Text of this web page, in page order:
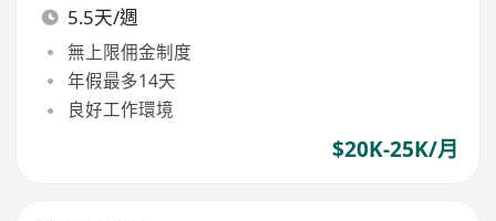
5.5天/週
無上限佣金制度
年假最多14天
良好工作環境
$20K-25K/月